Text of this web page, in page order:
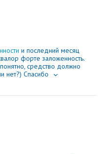
и последний месяц
форте заложенность.
средство должно
нет?) Спасибо